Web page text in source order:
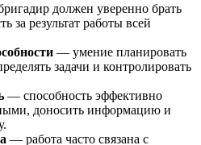
должен уверенно брать
за результат работы всей
— умение планировать
задачи и контролировать
— способность эффективно
доносить информацию и
— работа часто связана с